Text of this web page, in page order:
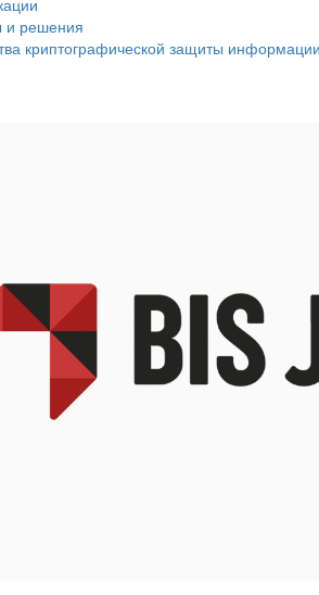
и решения
криптографической защиты